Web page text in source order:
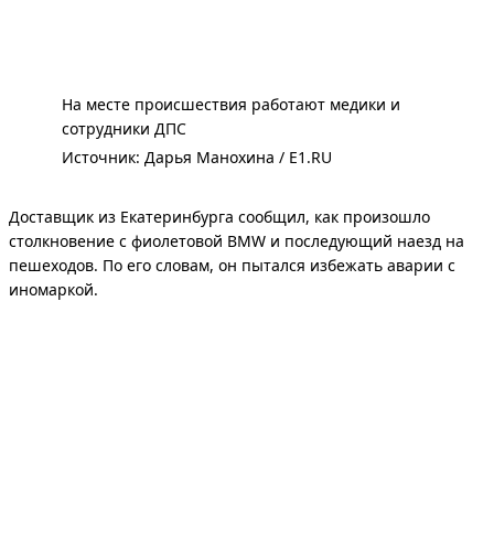
На месте происшествия работают медики и
сотрудники ДПС
Источник: Дарья Манохина / E1.RU
Доставщик из Екатеринбурга сообщил, как произошло
столкновение с фиолетовой BMW и последующий наезд на
пешеходов. По его словам, он пытался избежать аварии с
иномаркой.